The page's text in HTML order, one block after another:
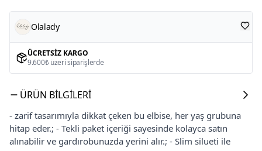
Olalady
ÜCRETSIZ KARGO
9.600₺ üzeri siparişlerde
ÜRÜN BILGILERI
- zarif tasarımıyla dikkat çeken bu elbise, her yaş grubuna
hitap eder.; - Tekli paket içeriği sayesinde kolayca satın
alınabilir ve gardırobunuzda yerini alır.; - Slim silueti ile